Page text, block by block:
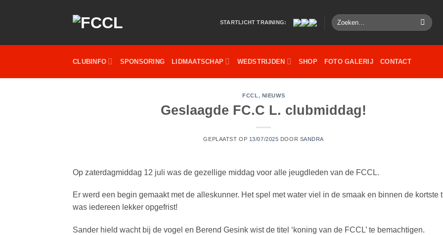
STARTLICHT TRAINING:
Zoeken
naar:
CLUBINFO SPONSORING LIDMAATSCHAP WEDSTRIJDEN SHOP FOTO GALERIJ CONTACT
FCCL, NIEUWS
Geslaagde FC.C L. clubmiddag!
GEPLAATST OP 13/07/2025 DOOR SANDRA
Op zaterdagmiddag 12 juli was de gezellige middag voor alle jeugdleden van de FCCL.
Er werd een begin gemaakt met de alleskunner. Het spel met water viel in de smaak en binnen de kortste
was iedereen lekker opgefrist!
Sander hield wacht bij de vogel en Berend Gesink wist de titel ‘koning van de FCCL’ te bemachtigen.